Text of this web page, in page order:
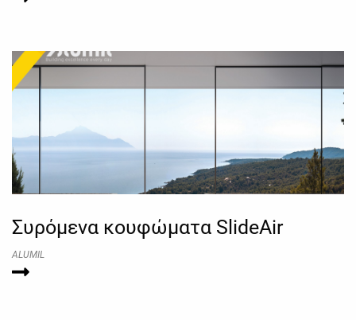
Συρόμενα κουφώματα SlideAir
ALUMIL